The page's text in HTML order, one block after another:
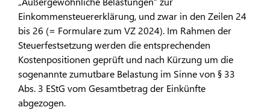
Einkommensteuererklärung, und zwar in den Zeilen 24
bis 26 (= Formulare zum VZ 2024). Im Rahmen der
Steuerfestsetzung werden die entsprechenden
Kostenpositionen geprüft und nach Kürzung um die
sogenannte zumutbare Belastung im Sinne von § 33
Abs. 3 EStG vom Gesamtbetrag der Einkünfte
abgezogen.